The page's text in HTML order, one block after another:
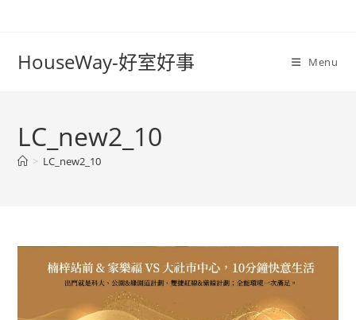
HouseWay-好室好事 Menu
LC_new2_10
> LC_new2_10